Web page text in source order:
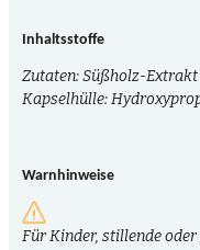
Inhaltsstoffe
Zutaten: Süßholz-
Kapselhülle:
Warnhinweise
Für Kinder, stillende